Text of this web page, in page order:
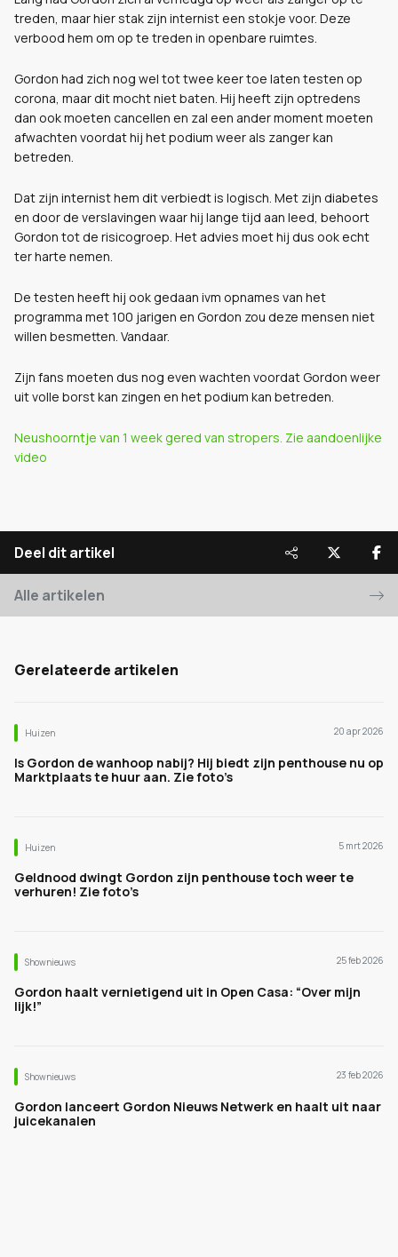
treden, maar hier stak zijn internist een stokje voor. Deze
verbood hem om op te treden in openbare ruimtes.
Gordon had zich nog wel tot twee keer toe laten testen op
corona, maar dit mocht niet baten. Hij heeft zijn optredens
dan ook moeten cancellen en zal een ander moment moeten
afwachten voordat hij het podium weer als zanger kan
betreden.
Dat zijn internist hem dit verbiedt is logisch. Met zijn diabetes
en door de verslavingen waar hij lange tijd aan leed, behoort
Gordon tot de risicogroep. Het advies moet hij dus ook echt
ter harte nemen.
De testen heeft hij ook gedaan ivm opnames van het
programma met 100 jarigen en Gordon zou deze mensen niet
willen besmetten. Vandaar.
Zijn fans moeten dus nog even wachten voordat Gordon weer
uit volle borst kan zingen en het podium kan betreden.
Neushoorntje van 1 week gered van stropers. Zie aandoenlijke
video
Deel dit artikel
Alle artikelen
Gerelateerde artikelen
Huizen 20 apr 2026
Is Gordon de wanhoop nabij? Hij biedt zijn penthouse nu op
Marktplaats te huur aan. Zie foto’s
Huizen 5 mrt 2026
Geldnood dwingt Gordon zijn penthouse toch weer te
verhuren! Zie foto’s
Shownieuws 25 feb 2026
Gordon haalt vernietigend uit in Open Casa: “Over mijn
lijk!”
Shownieuws 23 feb 2026
Gordon lanceert Gordon Nieuws Netwerk en haalt uit naar
juicekanalen